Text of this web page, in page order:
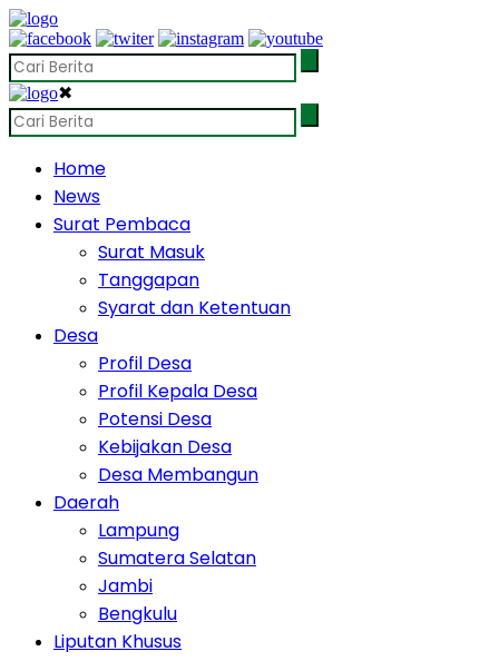
✖
Home
News
Surat Pembaca
Surat Masuk
Tanggapan
Syarat dan Ketentuan
Desa
Profil Desa
Profil Kepala Desa
Potensi Desa
Kebijakan Desa
Desa Membangun
Daerah
Lampung
Sumatera Selatan
Jambi
Bengkulu
Liputan Khusus